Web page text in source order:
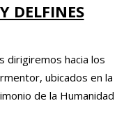
DELFINES
dirigiremos hacia los
ubicados en la
de la Humanidad